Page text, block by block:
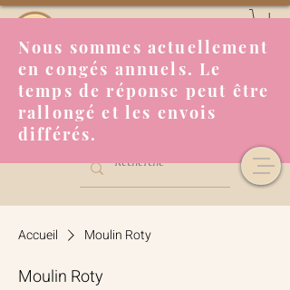
Nous sommes actuellement
en congés annuels. Le
temps de réponse peut être
rallongé et les envois
différés.
Accueil Moulin Roty
Moulin Roty